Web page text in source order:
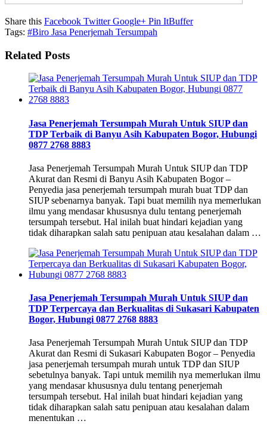
Share this Facebook TwitterGoogle+ Pin ItBuffer
Tags: #Biro Jasa Penerjemah Tersumpah
Related Posts
Jasa Penerjemah Tersumpah Murah Untuk SIUP dan
TDP Terbaik di Banyu Asih Kabupaten Bogor, Hubungi
0877 2768 8883
Jasa Penerjemah Tersumpah Murah Untuk SIUP dan TDP
Akurat dan Resmi di Banyu Asih Kabupaten Bogor –
Penyedia jasa penerjemah tersumpah murah buat TDP dan
SIUP sebenarnya banyak. Tapi buat memilih nya memerlukan
ilmu yang mendasar khususnya dulu tentang penerjemah
tersumpah tersebut. Hal inilah buat hindari kejadian yang
tidak diharapkan salah satu penipuan atau kesalahan dalam …
Jasa Penerjemah Tersumpah Murah Untuk SIUP dan
TDP Terpercaya dan Berkualitas di Sukasari Kabupaten
Bogor, Hubungi 0877 2768 8883
Jasa Penerjemah Tersumpah Murah Untuk SIUP dan TDP
Akurat dan Resmi di Sukasari Kabupaten Bogor – Penyedia
jasa penerjemah tersumpah murah untuk TDP dan SIUP
sebetulnya banyak. Tapi untuk memilih nya memerlukan ilmu
yang mendasar khususnya dulu tentang penerjemah
tersumpah tersebut. Hal inilah buat hindari kejadian yang
tidak diharapkan salah satu penipuan atau kesalahan dalam
menentukan …